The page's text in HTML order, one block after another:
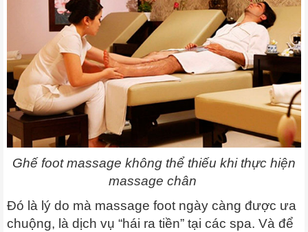
Ghế foot massage không thể thiếu khi thực hiện
massage chân
Đó là lý do mà massage foot ngày càng được ưa
chuộng, là dịch vụ “hái ra tiền” tại các spa. Và để